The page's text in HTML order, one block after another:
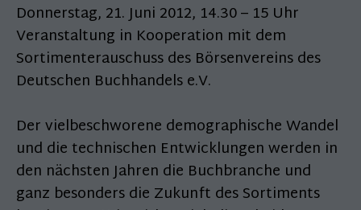
Donnerstag, 21. Juni 2012, 14.30 – 15 Uhr
Veranstaltung in Kooperation mit dem
Sortimenterauschuss des Börsenvereins des
Deutschen Buchhandels e.V.
Der vielbeschworene demographische Wandel
und die technischen Entwicklungen werden in
den nächsten Jahren die Buchbranche und
ganz besonders die Zukunft des Sortiments